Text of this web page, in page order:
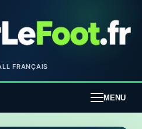
FRANÇAIS
MENU